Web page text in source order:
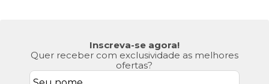
Inscreva-se agora!
Quer receber com exclusividade as melhores
ofertas?